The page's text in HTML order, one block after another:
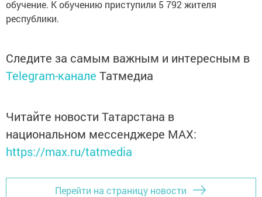
обучение. К обучению приступили 5 792 жителя
республики.
Следите за самым важным и интересным в
Telegram-канале Татмедиа
Читайте новости Татарстана в
национальном мессенджере MАХ:
https://max.ru/tatmedia
Перейти на страницу новости